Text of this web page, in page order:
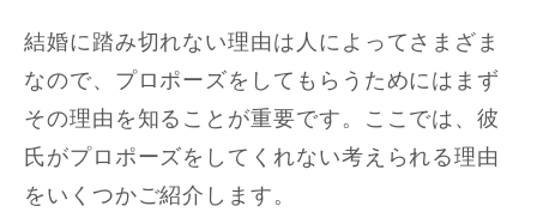
結婚に踏み切れない理由は人によってさまざま
なので、プロポーズをしてもらうためにはまず
その理由を知ることが重要です。ここでは、彼
氏がプロポーズをしてくれない考えられる理由
をいくつかご紹介します。